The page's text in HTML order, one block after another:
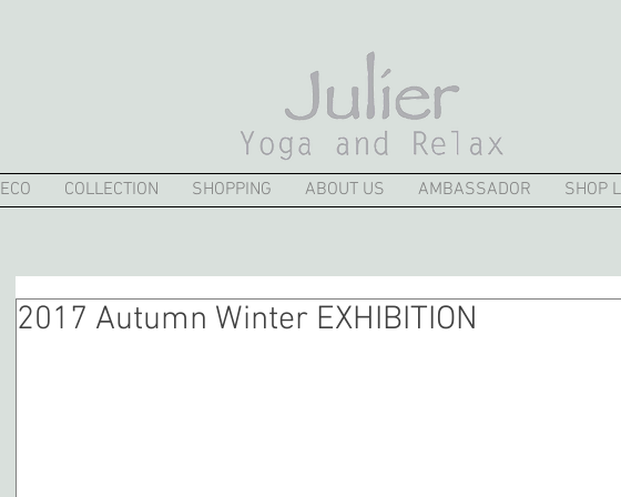
ECO COLLECTION SHOPPING ABOUT US AMBASSADOR SHOP
2017 Autumn Winter EXHIBITION